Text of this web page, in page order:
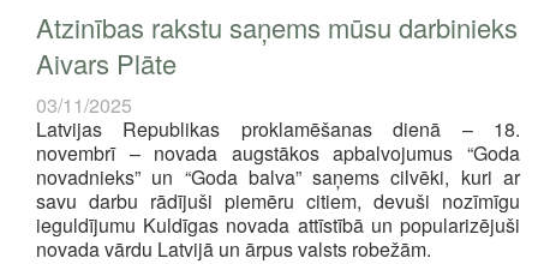
Atzinības rakstu saņems mūsu darbinieks
Aivars Plāte
03/11/2025
Latvijas Republikas proklamēšanas dienā – 18.
novembrī – novada augstākos apbalvojumus “Goda
novadnieks” un “Goda balva” saņems cilvēki, kuri ar
savu darbu rādījuši piemēru citiem, devuši nozīmīgu
ieguldījumu Kuldīgas novada attīstībā un popularizējuši
novada vārdu Latvijā un ārpus valsts robežām.